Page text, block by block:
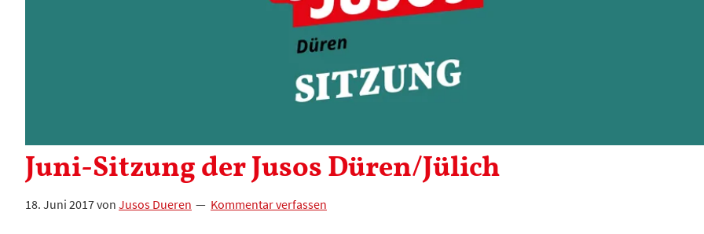
Juni-Sitzung der Jusos Düren/Jülich
18. Juni 2017von Jusos Dueren Kommentar verfassen